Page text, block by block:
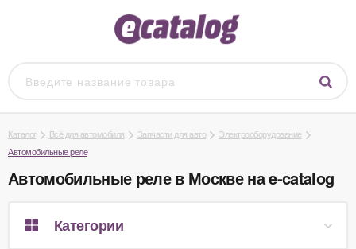
Каталог Всё для автомобиля Запчасти для авто
Электрооборудование
Автомобильные реле
Автомобильные реле в Москве на e-catalog
Категории